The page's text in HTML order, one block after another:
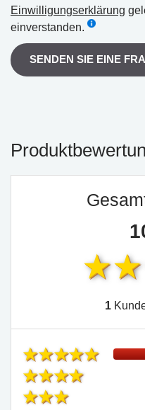
Einwilligungserklärung
einverstanden.
SENDEN SIE EINE
1